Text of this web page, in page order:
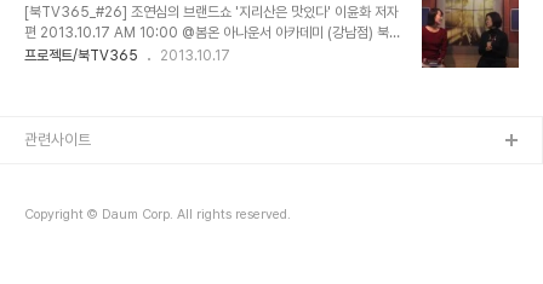
에 MDRT 백만달러 원탁회의의 명예를 달성했다. 평균 3-4억 연봉
을 받았다. 바인더의 힘이었다. 성과를 향한 도전을 하며 자기경영에
눈을 떴다. 조직, 사회 경영, 자기경영의 베이스가 되었다. 바인더의 힘
다' 이윤화 저자편
[북TV365_#26] 조연심의 브랜드쇼 '지리산은 맛있다' 이윤화 저자
편 2013.10.17 AM 10:00 @봄온 아나운서 아카데미 (강남점) 북
TV365 시즌3. 그 첫 방송을 오늘 아침 9시부터 분주히 움직였다.
맛있다. 식문화컨텐츠 기획자 시대에 맞는 이름이 아닌가 싶다. 음식은
음식에 ..
프로젝트/북TV365 2013.10.17
Copyright © Daum Corp. All rights reserved.
관련사이트